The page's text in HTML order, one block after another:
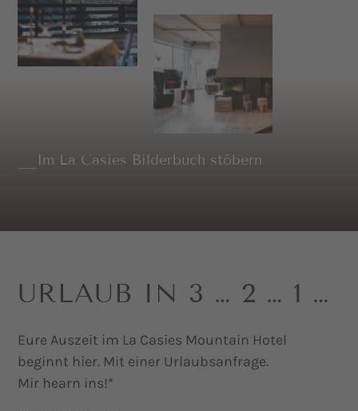
Im La Casies Bilderbuch stöbern
URLAUB IN 3 … 2 … 1 …
Eure Auszeit im La Casies Mountain Hotel
beginnt hier. Mit einer Urlaubsanfrage.
Mir hearn ins!*